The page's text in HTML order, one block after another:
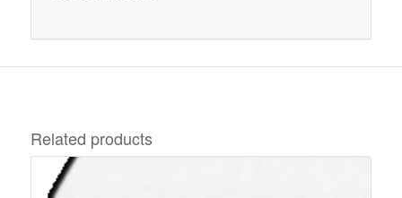
Related products